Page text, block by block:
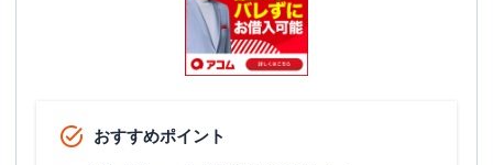
おすすめポイント